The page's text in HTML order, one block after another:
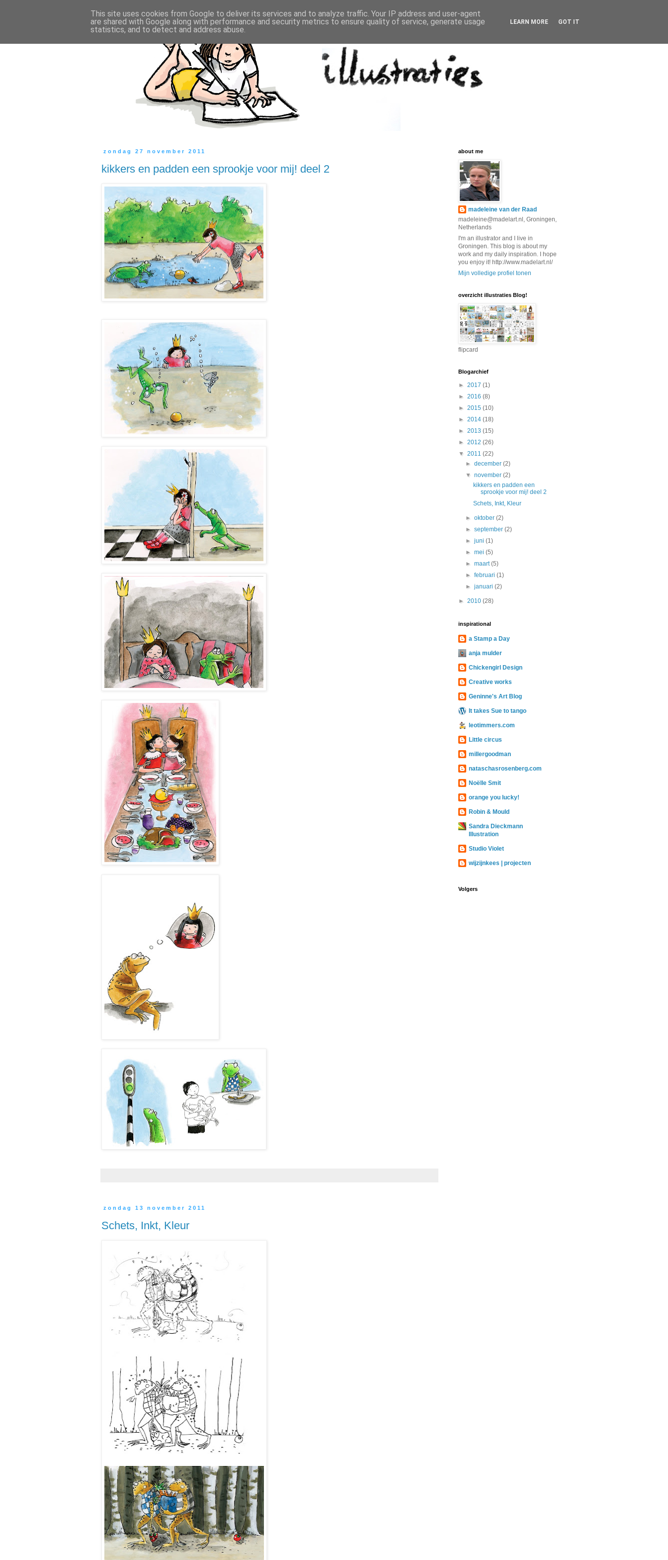
zondag 27 november 2011
kikkers en padden een sprookje voor mij! deel 2
zondag 13 november 2011
Schets, Inkt, Kleur
about me
madeleine van der Raad
madeleine@madelart.nl, Groningen,
Netherlands
I'm an illustrator and I live in
Groningen. This blog is about my
work and my daily inspiration. I hope
you enjoy it! http://www.madelart.nl/
Mijn volledige profiel tonen
overzicht illustraties Blog!
flipcard
Blogarchief
► 2017 (1)
► 2016 (8)
► 2015 (10)
► 2014 (18)
► 2013 (15)
► 2012 (26)
▼ 2011 (22)
►december(2)
▼november(2)
kikkers en padden een
sprookje voor mij! deel 2
Schets, Inkt, Kleur
►oktober(2)
►september(2)
►juni(1)
►mei(5)
►maart(5)
►februari(1)
►januari(2)
► 2010 (28)
inspirational
a Stamp a Day
anja mulder
Chickengirl Design
Creative works
Geninne's Art Blog
It takes Sue to tango
leotimmers.com
Little circus
millergoodman
nataschasrosenberg.com
Noëlle Smit
orange you lucky!
Robin & Mould
Sandra Dieckmann
Illustration
Studio Violet
wijzijnkees | projecten
Volgers
This site uses cookies from Google to deliver its services and to analyze traffic. Your IP address and user-agent
are shared with Google along with performance and security metrics to ensure quality of service, generate usage
statistics, and to detect and address abuse.
LEARN MORE GOT IT